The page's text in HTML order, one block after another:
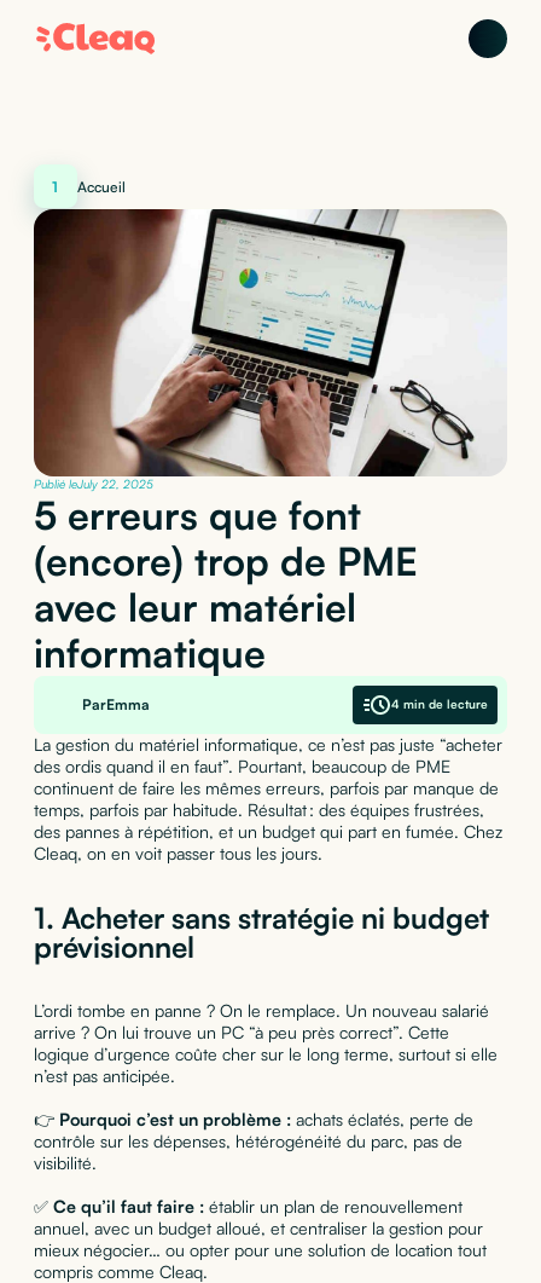
1 Accueil
Publié leJuly 22, 2025
5 erreurs que font
(encore) trop de PME
avec leur matériel
informatique
ParEmma 4 min de lecture
La gestion du matériel informatique, ce n’est pas juste “acheter
des ordis quand il en faut”. Pourtant, beaucoup de PME
continuent de faire les mêmes erreurs, parfois par manque de
temps, parfois par habitude. Résultat : des équipes frustrées,
des pannes à répétition, et un budget qui part en fumée. Chez
Cleaq, on en voit passer tous les jours.
1. Acheter sans stratégie ni budget
prévisionnel
L’ordi tombe en panne ? On le remplace. Un nouveau salarié
arrive ? On lui trouve un PC “à peu près correct”. Cette
logique d’urgence coûte cher sur le long terme, surtout si elle
n’est pas anticipée.
👉 Pourquoi c’est un problème :achats éclatés, perte de
contrôle sur les dépenses, hétérogénéité du parc, pas de
visibilité.
✅ Ce qu’il faut faire :établir un plan de renouvellement
annuel, avec un budget alloué, et centraliser la gestion pour
mieux négocier… ou opter pour une solution de location tout
compris comme Cleaq.